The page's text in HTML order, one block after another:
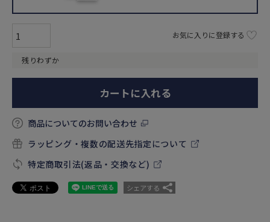
残りわずか
お気に入りに登録する
カートに入れる
商品についてのお問い合わせ
ラッピング・複数の配送先指定について
特定商取引法(返品・交換など)
シェアする